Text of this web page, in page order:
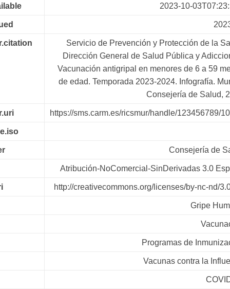
2023-10-
Servicio de Prevención y Protección de la
Dirección General de Salud Pública y
Vacunación antigripal en menores de 6 a 59
de edad. Temporada 2023-2024. Infografía.
Consejería de Salud,
https://sms.carm.es/ricsmur/handle/123456789/
Consejería de
Atribución-NoComercial-SinDerivadas 3.0
http://creativecommons.org/licenses/by-nc-nd/
Gripe
Programas de
Vacunas contra la